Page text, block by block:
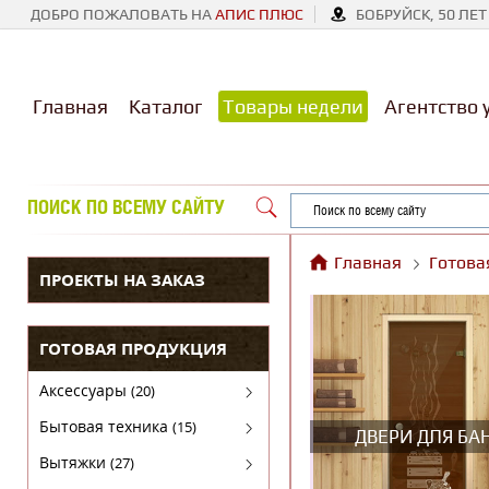
ДОБРО ПОЖАЛОВАТЬ НААПИС ПЛЮС БОБРУЙСК, 50
Главная Каталог Товары недели Агентство
ПОИСК ПО ВСЕМУ САЙТУ
ПРОЕКТЫ НА ЗАКАЗ
ГОТОВАЯ ПРОДУКЦИЯ
Аксессуары (20)
Аксессуары для бытовой техники
Бытовая техника (15)
Духовые шкафы
Вытяжки (27)
Главная
ДВЕРИ ДЛЯ